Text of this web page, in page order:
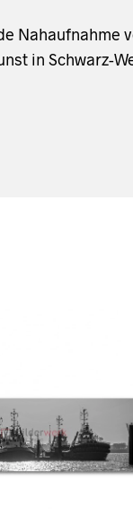
Nahaufnahme
in Schwarz-